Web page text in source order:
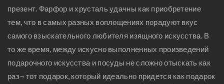
презент. Фарфор и хрусталь удачны как приобретение
тем, что в самых разных воплощениях порадуют вкус
самого взыскательного любителя изящного искусства. В
то же время, между искусно выполненных произведений
подарочного искусства и посуды не сложно отыскать как
раз¬ тот подарок, который идеально придется как подарок